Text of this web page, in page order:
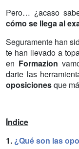
Pero… ¿acaso
cómo se llega al
Seguramente han
te han llevado a
en Formazion
darte las
oposicionesque
Índice
1. ¿Qué son las